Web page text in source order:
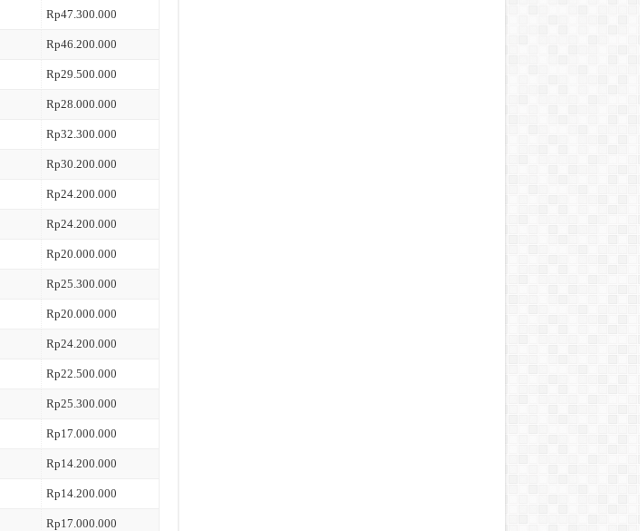
Rp47.300.000
Rp46.200.000
Rp29.500.000
Rp28.000.000
Rp32.300.000
Rp30.200.000
Rp24.200.000
Rp24.200.000
Rp20.000.000
Rp25.300.000
Rp20.000.000
Rp24.200.000
Rp22.500.000
Rp25.300.000
Rp17.000.000
Rp14.200.000
Rp14.200.000
Rp17.000.000